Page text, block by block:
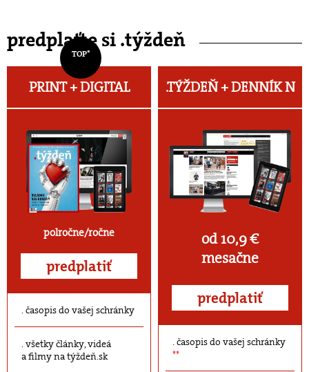
predplaťte si .týždeň
TOP*
PRINT + DIGITAL
polročne/ročne
predplatiť
časopis do vašej schránky
všetky články, videá
a filmy na týždeň.sk
.TÝŽDEŇ +DENNÍK N
od 10,9 €
mesačne
predplatiť
časopis do vašej schránky
**